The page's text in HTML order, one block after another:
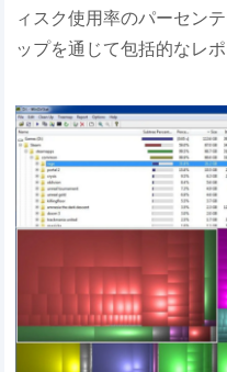
ィスク使用率のパーセン
ップを通じて包括的なレ